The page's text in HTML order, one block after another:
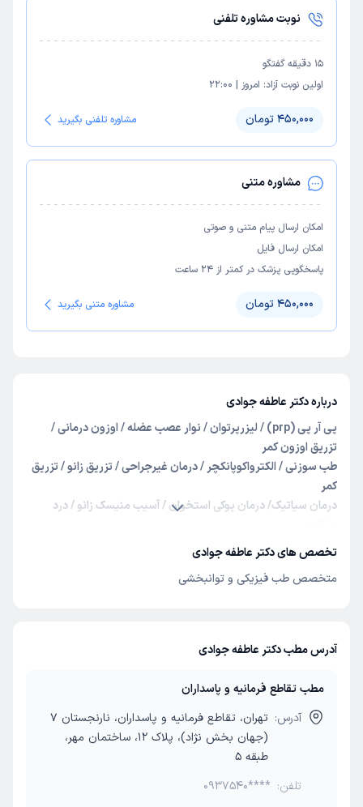
نوبت مشاوره تلفنی
15 دقیقه گفتگو
اولین نوبت آزاد: امروز |
22:00
450,000 تومان مشاوره تلفنی بگیرید
مشاوره متنی
امکان ارسال پیام متنی و صوتی
امکان ارسال فایل
پاسخگویی پزشک در کمتر از ۲۴ ساعت
450,000 تومان مشاوره متنی بگیرید
درباره دکتر عاطفه جوادی
پی آر پی (prp) / لیزرپرتوان / نوار عصب عضله / اوزون درمانی /
تزریق اوزون کمر
طب سوزنی / الکترواکوپانکچر / درمان غیرجراحی / تزریق زانو / تزریق
کمر
درمان سیاتیک/ درمان پوکی استخوان / آسیب منیسک زانو / درد
تنگی کانال نخاع / تنگی کانال کمر / سندرم تونل کارپال / گزگز دست و پا
تخصص های دکتر عاطفه جوادی
متخصص طب فیزیکی و توانبخشی
آدرس مطب دکتر عاطفه جوادی
مطب تقاطع فرمانیه و پاسداران
آدرس:
تهران، تقاطع فرمانیه و پاسداران، نارنجستان 7
(جهان بخش نژاد)، پلاک 12، ساختمان مهر،
طبقه 5
تلفن: 0937540****